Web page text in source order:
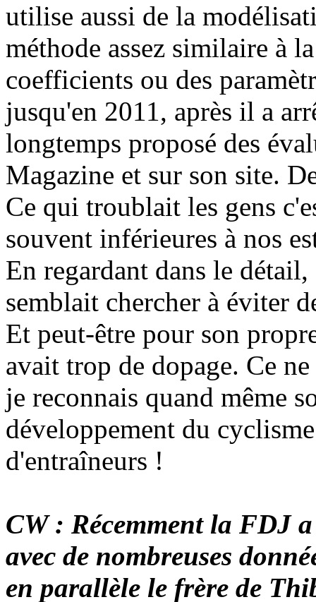
utilise aussi de la
méthode assez similaire à
coefficients ou des
jusqu'en 2011, après il a
longtemps proposé des
Magazine et sur son site.
Ce qui troublait les gens
souvent inférieures à nos
En regardant dans le
semblait chercher à éviter
Et peut-être pour son
avait trop de dopage. Ce
je reconnais quand même
développement du
d'entraîneurs !
CW : Récemment la FDJ
avec de nombreuses
en parallèle le frère de